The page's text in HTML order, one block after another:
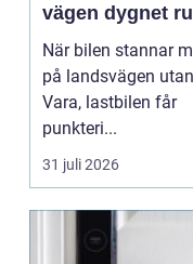
vägen dygnet
När bilen stannar
på landsvägen
Vara, lastbilen får
punkteri...
31 juli 2026